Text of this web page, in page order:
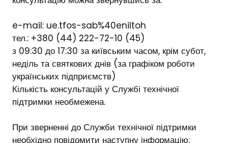
e-mail: ue.tfos-sab%40eniltoh
тел.: +380 (44) 222-72-10 (45)
з 09:30 до 17:30 за київським часом, крім субот,
неділь та святкових днів (за графіком роботи
українських підприємств)
Кількість консультацій у Службі технічної
підтримки необмежена.
При зверненні до Служби технічної підтримки
необхідно повідомити наступну інформацію: